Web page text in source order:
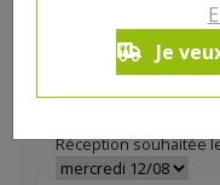
Je
HYGIENA
Réception souhaitée